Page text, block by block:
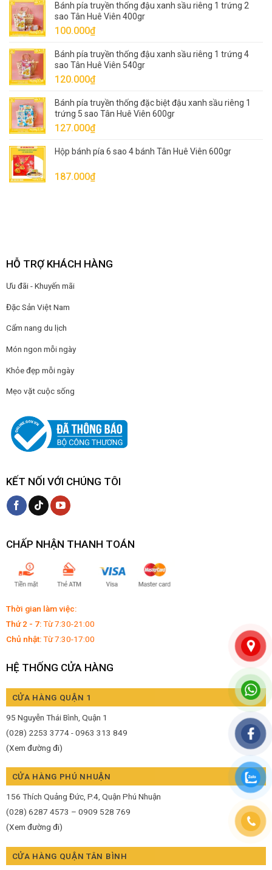
là:
90.000₫.
tại
là:
Bánh pía truyền thống đậu xanh sầu riêng 1 trứng 2
sao Tân Huê Viên 400gr
100.000₫
Bánh pía truyền thống đậu xanh sầu riêng 1 trứng 4
sao Tân Huê Viên 540gr
120.000₫
Bánh pía truyền thống đặc biệt đậu xanh sầu riêng 1
trứng 5 sao Tân Huê Viên 600gr
127.000₫
Hộp bánh pía 6 sao 4 bánh Tân Huê Viên 600gr
187.000₫
HỖ TRỢ KHÁCH HÀNG
Ưu đãi - Khuyến mãi
Đặc Sản Việt Nam
Cẩm nang du lịch
Món ngon mỗi ngày
Khỏe đẹp mỗi ngày
Mẹo vặt cuộc sống
KẾT NỐI VỚI CHÚNG TÔI
CHẤP NHẬN THANH TOÁN
Thời gian làm việc:
Thứ 2 - 7:Từ 7:30-21:00
Chủ nhật:Từ 7:30-17:00
HỆ THỐNG CỬA HÀNG
CỬA HÀNG QUẬN 1
95 Nguyễn Thái Bình, Quận 1
(028) 2253 3774 - 0963 313 849
(Xem đường đi)
CỬA HÀNG PHÚ NHUẬN
156 Thích Quảng Đức, P.4, Quận Phú Nhuận
(028) 6287 4573 – 0909 528 769
(Xem đường đi)
CỬA HÀNG QUẬN TÂN BÌNH